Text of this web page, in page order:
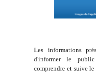
Les informations
d'informer le
comprendre et suive